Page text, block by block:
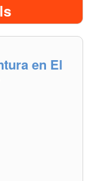
en El